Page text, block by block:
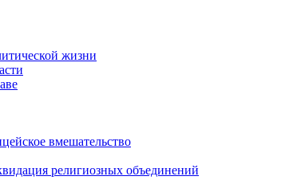
жизни
вмешательство
религиозных объединений